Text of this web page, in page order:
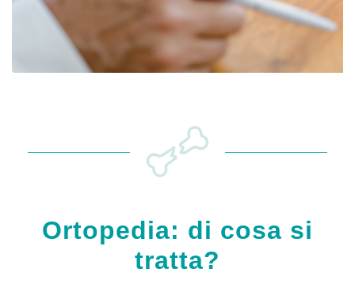
Ortopedia: di cosa si
tratta?